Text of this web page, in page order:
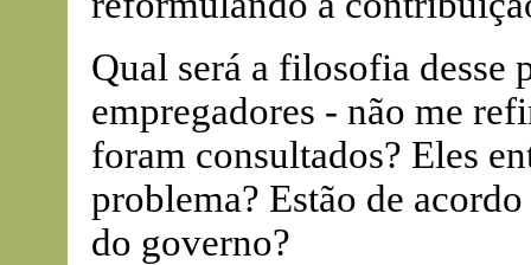
Qual será a filosofia desse
empregadores - não me
foram consultados? Eles
problema? Estão de
do governo?